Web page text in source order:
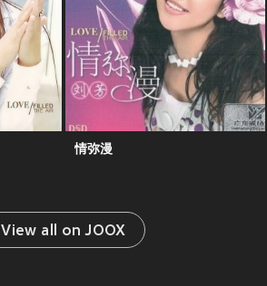
情弥漫
View all on JOOX